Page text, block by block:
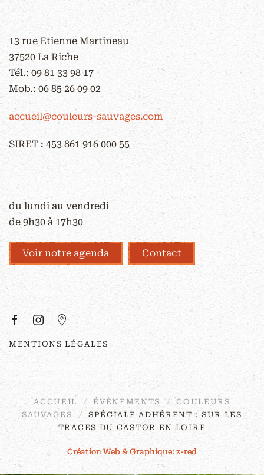
CONTACT
13 rue Etienne Martineau
37520 La Riche
Tél.: 09 81 33 98 17
Mob.:06 85 26 09 02
accueil@couleurs-sauvages.com
SIRET : 453 861 916 000 55
HORAIRES D'OUVERTURE
du lundi au vendredi
de 9h30 à 17h30
Voir notre agenda Contact
À PROPOS
MENTIONS LÉGALES
©
Couleurs Sauvages. Tous droits
réservés. Site réalisé par
z-red
ACCUEIL ÉVÈNEMENTS
COULEURS
SAUVAGES
SPÉCIALE ADHÉRENT : SUR LES
TRACES DU CASTOR EN LOIRE
Création Web & Graphique: z-red